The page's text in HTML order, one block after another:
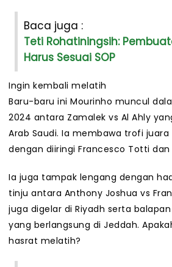
Baca juga :
Teti Rohatiningsih:
Harus Sesuai SOP
Ingin kembali melatih
Baru-baru ini Mourinho muncul
2024 antara Zamalek vs Al Ahly
Arab Saudi. Ia membawa trofi
dengan diiringi Francesco Totti dan
Ia juga tampak lengang dengan
tinju antara Anthony Joshua vs
juga digelar di Riyadh serta balapan
yang berlangsung di Jeddah.
hasrat melatih?